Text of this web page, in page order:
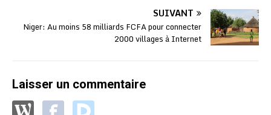
SUIVANT
Niger: Au moins 58 milliards FCFA pour connecter
2000 villages à Internet
Laisser un commentaire